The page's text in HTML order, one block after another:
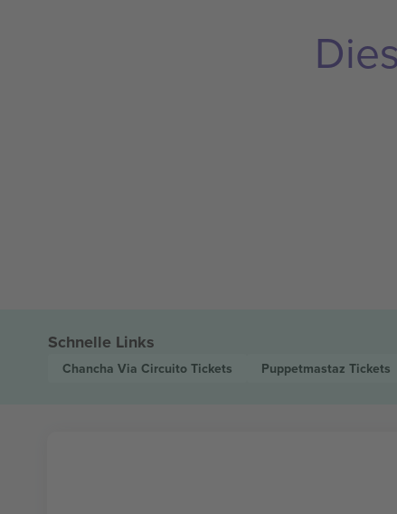
Schnelle Links
Chancha Via Circuito Tickets Puppetmastaz Tickets